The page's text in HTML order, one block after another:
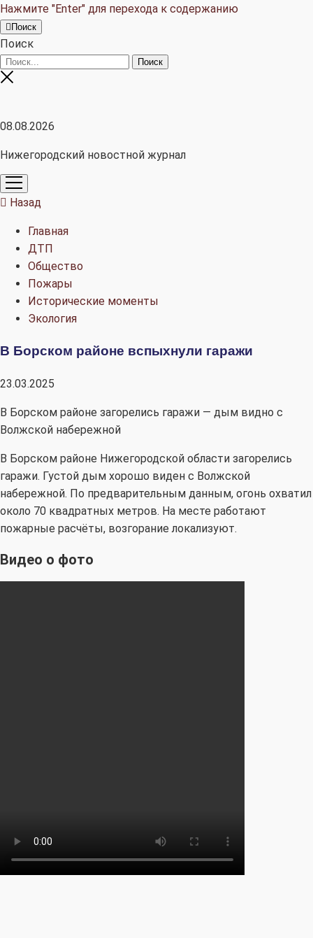
Нажмите "Enter" для перехода к содержанию
Поиск
Поиск
08.08.2026
Нижегородский новостной журнал
открыть
меню
Назад
Главная
ДТП
Общество
Пожары
Исторические моменты
Экология
В Борском районе вспыхнули гаражи
23.03.2025
В Борском районе загорелись гаражи — дым видно с
Волжской набережной
В Борском районе Нижегородской области загорелись
гаражи. Густой дым хорошо виден с Волжской
набережной. По предварительным данным, огонь охватил
около 70 квадратных метров. На месте работают
пожарные расчёты, возгорание локализуют.
Видео о фото